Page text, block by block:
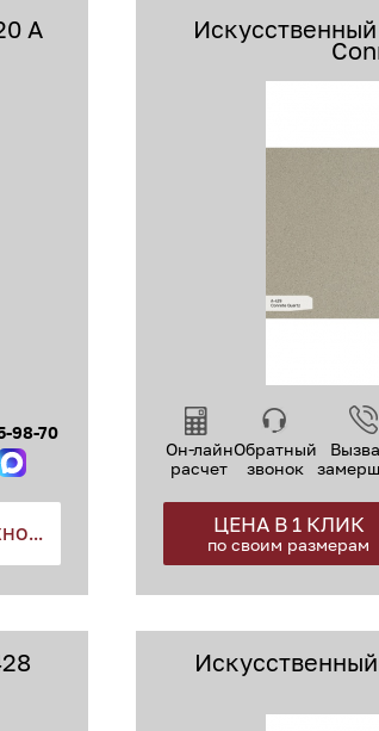
A
98-70
Он-лайн
расчет
Обратный
звонок
ЦЕНА В 1 КЛИК
по своим размерам